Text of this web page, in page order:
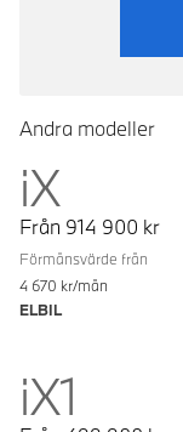
Andra modeller
iX
Från 914 900 kr
Förmånsvärde från
4 670 kr/mån
ELBIL
iX1